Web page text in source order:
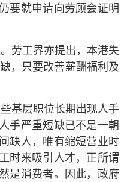
要就申请向劳顾会证明
劳工界亦提出，本港失
，只要改善薪酬福利及
基层职位长期出现人手
手严重短缺已不是一朝
缺人，唯有缩短营业时
时来吸引人才，正所谓
是消费者。因此，政府